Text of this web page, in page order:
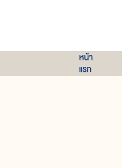
หน้า
แรก